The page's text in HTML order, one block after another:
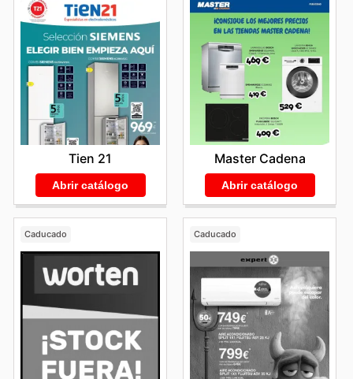
Tien 21
Abrir catálogo
Master Cadena
Abrir catálogo
Caducado Caducado